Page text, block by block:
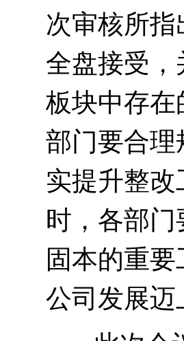
次审核所
全盘接受
板块中存
部门要合
实提升整
时，各部
固本的重
公司发展